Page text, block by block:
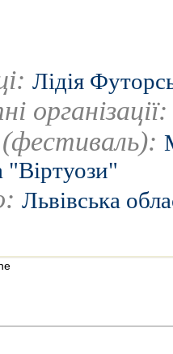
Лідія
"Віртуози"
Львівська